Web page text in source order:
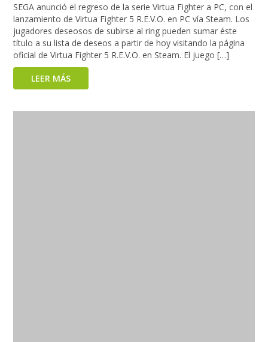
SEGA anunció el regreso de la serie Virtua Fighter a PC, con el
lanzamiento de Virtua Fighter 5 R.E.V.O. en PC vía Steam. Los
jugadores deseosos de subirse al ring pueden sumar éste
título a su lista de deseos a partir de hoy visitando la página
oficial de Virtua Fighter 5 R.E.V.O. en Steam. El juego […]
LEER MÁS